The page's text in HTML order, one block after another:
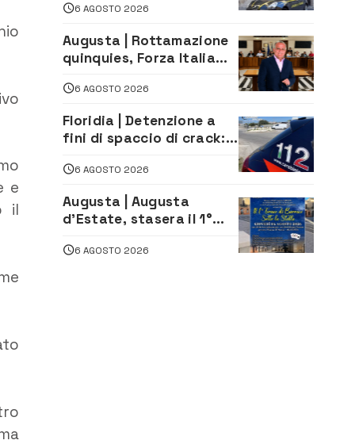
e
il
oltre 700 mila euro a
imprenditore della
climatizzazione
6 AGOSTO 2026
Augusta | Rottamazione
quinquies, Forza Italia
«La proposta è nostra»
6 AGOSTO 2026
Floridia | Detenzione a
fini di spaccio di crack:
6 AGOSTO 2026
Augusta | Augusta
d’Estate, stasera il 1°
le Stelle: piazza
6 AGOSTO 2026